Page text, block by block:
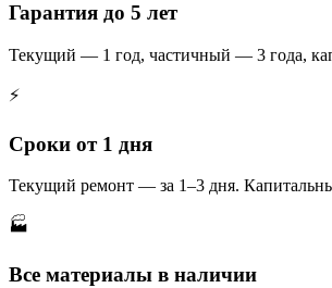
Гарантия до 5 лет
Текущий — 1 год, частичный — 3 года,
⚡
Сроки от 1 дня
Текущий ремонт — за 1–3 дня.
🏭
Все материалы в наличии